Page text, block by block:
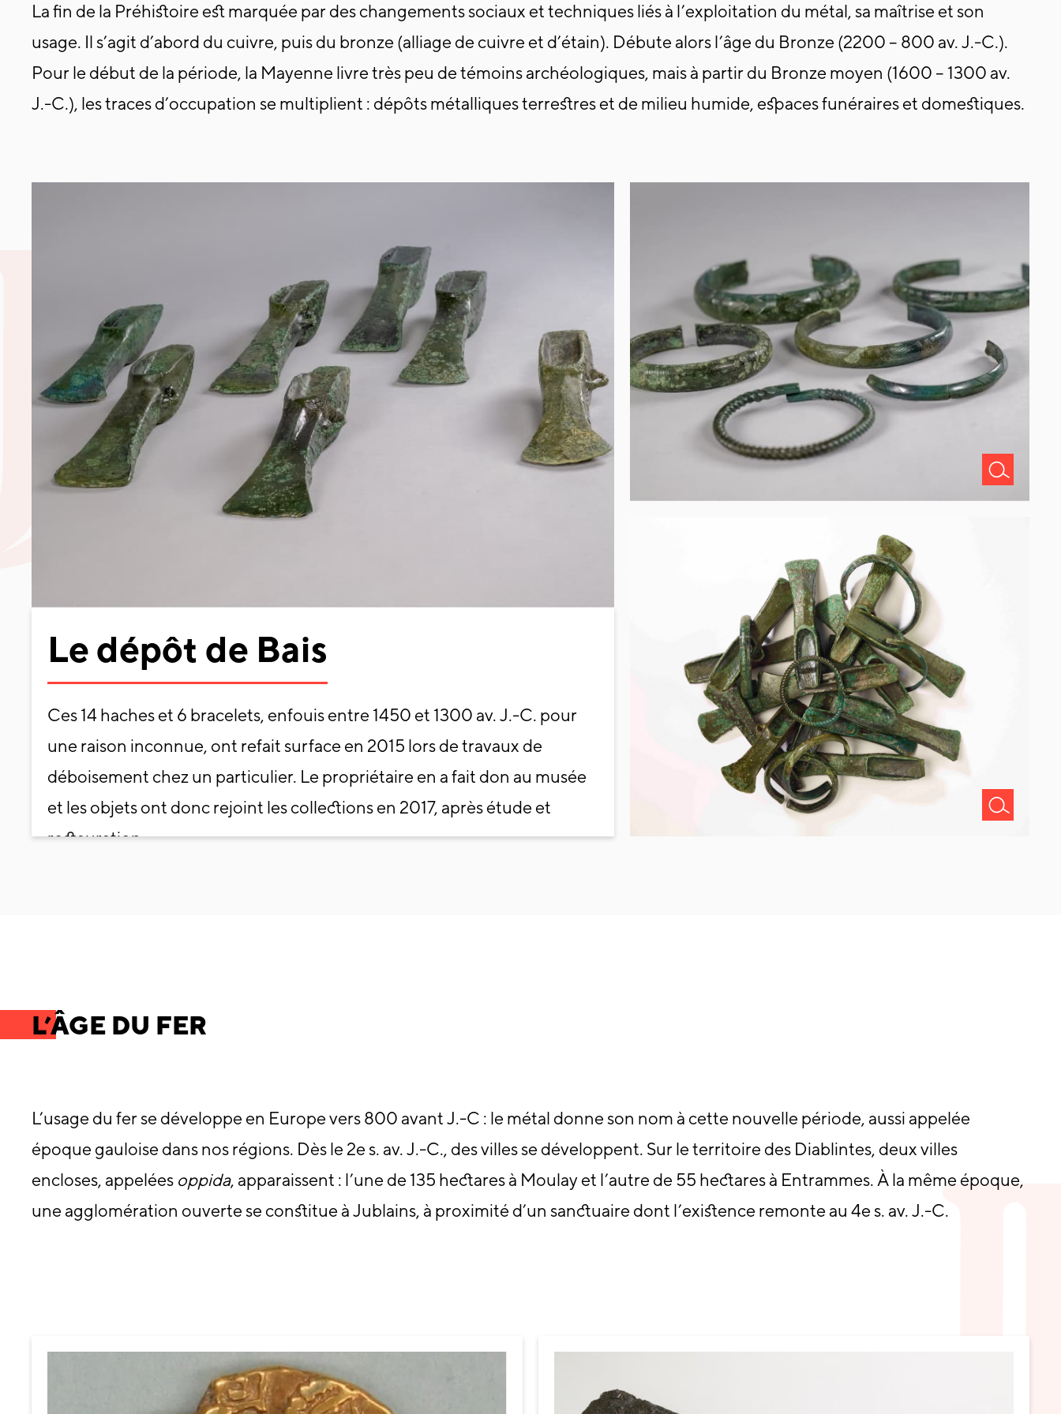
La fin de la Préhistoire est marquée par des changements sociaux et techniques liés à l’exploitation du métal, sa maîtrise et son
usage. Il s’agit d’abord du cuivre, puis du bronze (alliage de cuivre et d’étain). Débute alors l’âge du Bronze (2200 – 800 av. J.-C.).
Pour le début de la période, la Mayenne livre très peu de témoins archéologiques, mais à partir du Bronze moyen (1600 – 1300 av.
J.-C.), les traces d’occupation se multiplient : dépôts métalliques terrestres et de milieu humide, espaces funéraires et domestiques.
Le dépôt de Bais
Ces 14 haches et 6 bracelets, enfouis entre 1450 et 1300 av. J.-C. pour
une raison inconnue, ont refait surface en 2015 lors de travaux de
déboisement chez un particulier. Le propriétaire en a fait don au musée
et les objets ont donc rejoint les collections en 2017, après étude et
restauration.
L’ÂGE DU FER
L’usage du fer se développe en Europe vers 800 avant J.-C : le métal donne son nom à cette nouvelle période, aussi appelée
époque gauloise dans nos régions. Dès le 2e s. av. J.-C., des villes se développent. Sur le territoire des Diablintes, deux villes
encloses, appelées oppida, apparaissent : l’une de 135 hectares à Moulay et l’autre de 55 hectares à Entrammes. À la même époque,
une agglomération ouverte se constitue à Jublains, à proximité d’un sanctuaire dont l’existence remonte au 4e s. av. J.-C.